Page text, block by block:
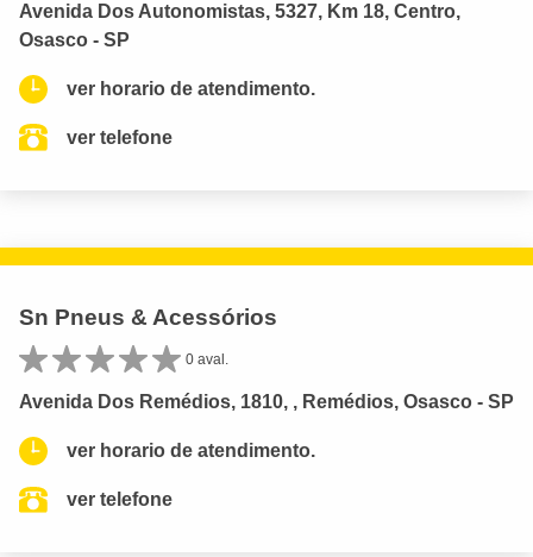
Avenida Dos Autonomistas, 5327, Km 18, Centro,
Osasco - SP
ver horario de atendimento.
ver telefone
Sn Pneus & Acessórios
0 aval.
Avenida Dos Remédios, 1810, , Remédios, Osasco - SP
ver horario de atendimento.
ver telefone